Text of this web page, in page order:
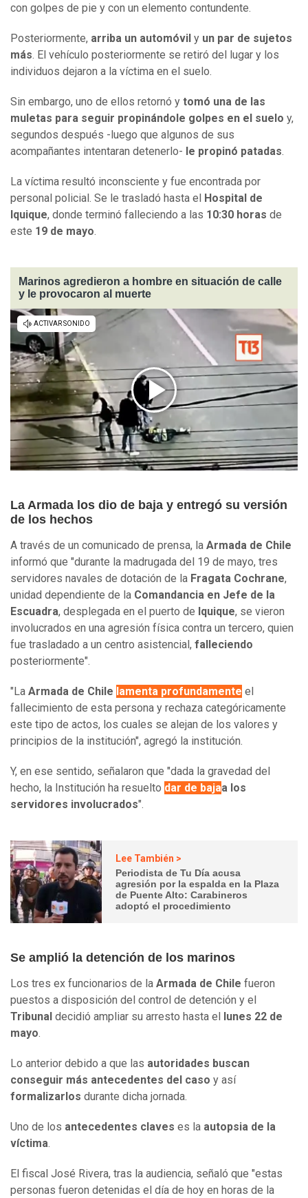
con golpes de pie y con un elemento contundente.
Posteriormente, arriba un automóvil y un par de sujetos
más. El vehículo posteriormente se retiró del lugar y los
individuos dejaron a la víctima en el suelo.
Sin embargo, uno de ellos retornó y tomó una de las
muletas para seguir propinándole golpes en el suelo y,
segundos después -luego que algunos de sus
acompañantes intentaran detenerlo- le propinó patadas.
La víctima resultó inconsciente y fue encontrada por
personal policial. Se le trasladó hasta el
Hospital de
Iquique, donde terminó falleciendo a las 10:30 horas de
este 19 de mayo.
Marinos agredieron a hombre en situación de calle
y le provocaron al muerte
La Armada los dio de baja y entregó su versión
de los hechos
A través de un comunicado de prensa, la Armada de Chile
informó que "durante la madrugada del 19 de mayo, tres
servidores navales de dotación de la Fragata Cochrane,
unidad dependiente de la Comandancia en Jefe de la
Escuadra, desplegada en el puerto de Iquique, se vieron
involucrados en una agresión física contra un tercero, quien
fue trasladado a un centro asistencial, falleciendo
posteriormente".
"La Armada de Chile lamenta profundamente el
fallecimiento de esta persona y rechaza categóricamente
este tipo de actos, los cuales se alejan de los valores y
principios de la institución", agregó la institución.
Y, en ese sentido, señalaron que "dada la gravedad del
hecho, la Institución ha resuelto dar de bajaa los
servidores involucrados".
Lee También >
Periodista de Tu Día acusa
agresión por la espalda en la Plaza
de Puente Alto: Carabineros
adoptó el procedimiento
Se amplió la detención de los marinos
Los tres ex funcionarios de la Armada de Chile fueron
puestos a disposición del control de detención y el
Tribunal decidió ampliar su arresto hasta el
lunes 22 de
mayo.
Lo anterior debido a que las autoridades buscan
conseguir más antecedentes del caso y así
formalizarlos durante dicha jornada.
Uno de los antecedentes claves es la autopsia de la
víctima.
El fiscal José Rivera, tras la audiencia, señaló que "estas
personas fueron detenidas el día de hoy en horas de la